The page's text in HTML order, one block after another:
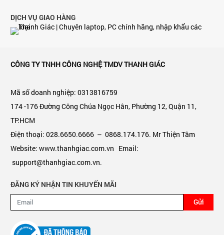
DỊCH VỤ GIAO HÀNG
CÔNG TY TNHH CÔNG NGHỆ TMDV THANH GIÁC
Mã số doanh nghiệp: 0313816759
174 -176 Đường Công Chúa Ngọc Hân, Phường 12, Quận 11,
TP.HCM
Điện thoại: 028.6650.6666 – 0868.174.176. Mr Thiện Tâm
Website: www.thanhgiac.com.vn Email:
support@thanhgiac.com.vn.
ĐĂNG KÝ NHẬN TIN KHUYẾN MÃI
Gửi